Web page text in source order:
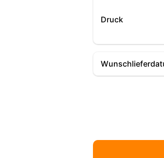
Druck